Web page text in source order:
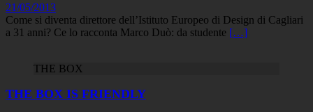
21/05/2013
Come si diventa direttore dell’Istituto Europeo di Design di Cagliari
a 31 anni? Ce lo racconta Marco Duò: da studente […]
THE BOX
THE BOX IS FRIENDLY